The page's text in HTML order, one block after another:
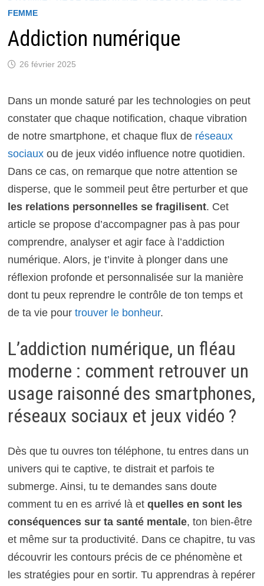
FEMME
Addiction numérique
26 février 2025
Dans un monde saturé par les technologies on peut
constater que chaque notification, chaque vibration
de notre smartphone, et chaque flux de réseaux
sociauxou de jeux vidéo influence notre quotidien.
Dans ce cas, on remarque que notre attention se
disperse, que le sommeil peut être perturber et que
les relations personnelles se fragilisent. Cet
article se propose d’accompagner pas à pas pour
comprendre, analyser et agir face à l’addiction
numérique. Alors, je t’invite à plonger dans une
réflexion profonde et personnalisée sur la manière
dont tu peux reprendre le contrôle de ton temps et
de ta vie pour trouver le bonheur.
L’addiction numérique, un fléau
moderne : comment retrouver un
usage raisonné des smartphones,
réseaux sociaux et jeux vidéo ?
Dès que tu ouvres ton téléphone, tu entres dans un
univers qui te captive, te distrait et parfois te
submerge. Ainsi, tu te demandes sans doute
comment tu en es arrivé là et quelles en sont les
conséquences sur ta santé mentale, ton bien-être
et même sur ta productivité. Dans ce chapitre, tu vas
découvrir les contours précis de ce phénomène et
les stratégies pour en sortir. Tu apprendras à repérer